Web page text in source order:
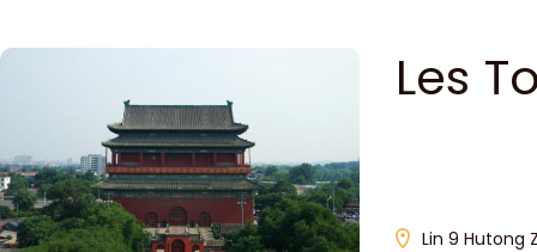
Les
Lin 9 Hutong